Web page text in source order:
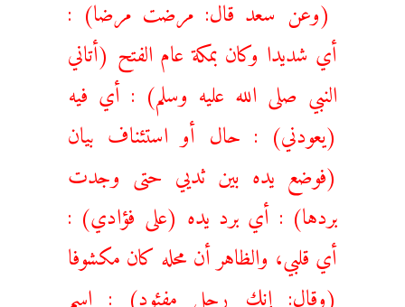
أي شديدا وكان بمكة عام الفتح (أتاني
النبي صلى الله عليه وسلم) : أي فيه
(يعودني) : حال أو استئناف بيان
(فوضع يده بين ثديي حتى وجدت
بردها) : أي برد يده (على فؤادي) :
أي قلبي، والظاهر أن محله كان مكشوفا
(وقال: إنك رجل مفئود) : اسم